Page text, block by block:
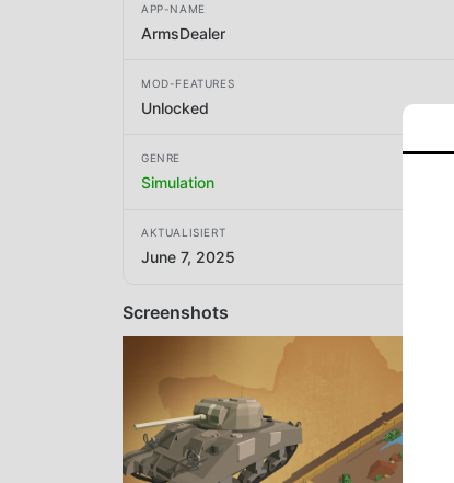
APP-NAME
ArmsDealer
MOD-FEATURES
Unlocked
GENRE
Simulation
AKTUALISIERT
June 7, 2025
Screenshots